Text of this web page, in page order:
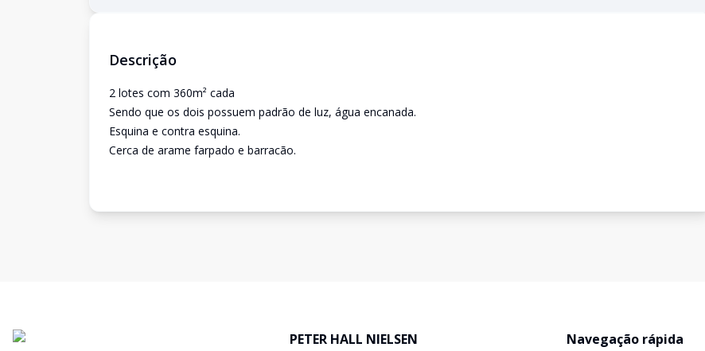
Descrição
2 lotes com 360m² cada
Sendo que os dois possuem padrão de luz, água encanada.
Esquina e contra esquina.
Cerca de arame farpado e barracão.
PETER HALL NIELSEN Navegação rápida